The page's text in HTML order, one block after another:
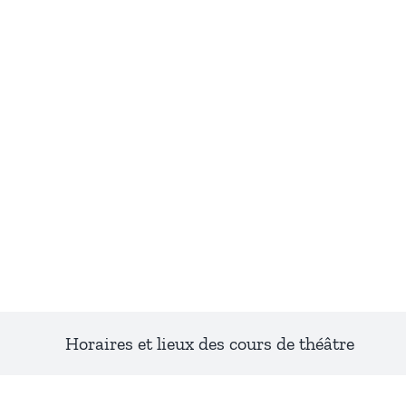
Horaires et lieux des cours de théâtre